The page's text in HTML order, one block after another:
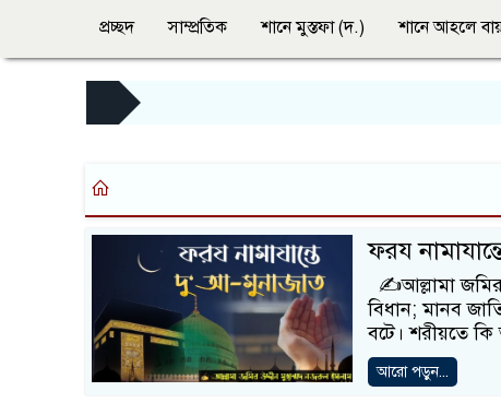
প্রচ্ছদ সাম্প্রতিক শানে মুস্তফা (দ.) শানে আহলে
ফরয
✍️আল্লামা জমির
বিধান; মানব
বটে। শরীয়তে
আরো পড়ুন...